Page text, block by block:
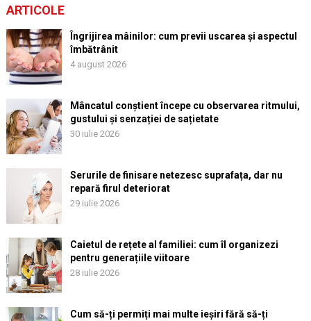
ARTICOLE
Îngrijirea mâinilor: cum previi uscarea și aspectul
îmbătrânit
4 august 2026
Mâncatul conștient începe cu observarea ritmului,
gustului și senzației de sațietate
30 iulie 2026
Serurile de finisare netezesc suprafața, dar nu
repară firul deteriorat
29 iulie 2026
Caietul de rețete al familiei: cum îl organizezi
pentru generațiile viitoare
28 iulie 2026
Cum să-ți permiți mai multe ieșiri fără să-ți